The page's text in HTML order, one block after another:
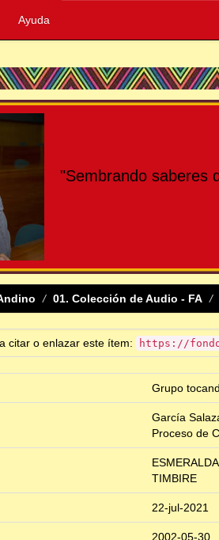
Ayuda
"Sembrando saberes
01. Colección de Audio - FA
citar o enlazar este ítem: https://
Grupo
García
Proceso de
TIMBIRE
22-jul-2021
2002-05-30